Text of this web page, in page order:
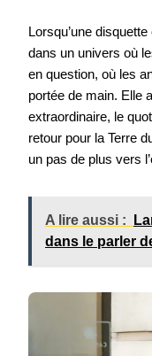
Lorsqu’une
dans un univers où
en question, où les
portée de main. Elle
extraordinaire, le
retour pour la Terre
un pas de plus vers
A lire aussi :
dans le parler